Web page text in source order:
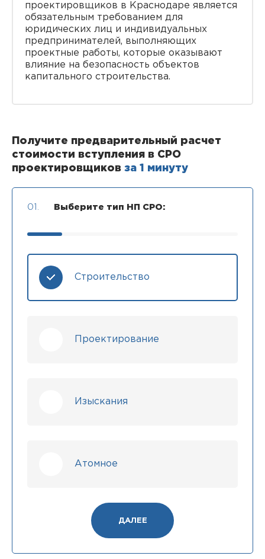
проектировщиков в Краснодаре является
обязательным требованием для
юридических лиц и индивидуальных
предпринимателей, выполняющих
проектные работы, которые оказывают
влияние на безопасность объектов
капитального строительства.
Получите предварительный расчет
стоимости вступления в СРО
проектировщиков за 1 минуту
01. Выберите тип НП СРО:
Строительство
Проектирование
Изыскания
Атомное
ДАЛЕЕ